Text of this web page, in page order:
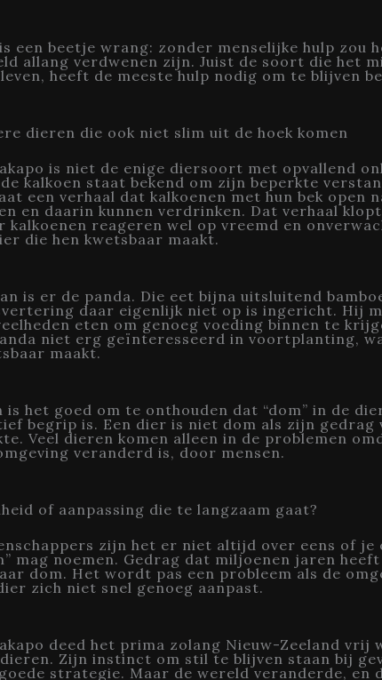
een beetje wrang: zonder menselijke hulp zou
allang verdwenen zijn. Juist de soort die het
heeft de meeste hulp nodig om te blijven
dieren die ook niet slim uit de hoek komen
is niet de enige diersoort met opvallend
kalkoen staat bekend om zijn beperkte
een verhaal dat kalkoenen met hun bek open
en daarin kunnen verdrinken. Dat verhaal
kalkoenen reageren wel op vreemd en
die hen kwetsbaar maakt.
is er de panda. Die eet bijna uitsluitend
daar eigenlijk niet op is ingericht. Hij
eten om genoeg voeding binnen te
niet erg geïnteresseerd in voortplanting,
maakt.
is het goed om te onthouden dat “dom” in de
begrip is. Een dier is niet dom als zijn gedrag
Veel dieren komen alleen in de problemen
veranderd is, door mensen.
of aanpassing die te langzaam gaat?
zijn het er niet altijd over eens of je
mag noemen. Gedrag dat miljoenen jaren
dom. Het wordt pas een probleem als de
zich niet snel genoeg aanpast.
deed het prima zolang Nieuw-Zeeland vrij
Zijn instinct om stil te blijven staan bij
strategie. Maar de wereld veranderde, en